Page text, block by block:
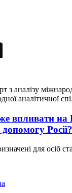
з аналізу
аналітичної
впливати
Росії?
для осіб